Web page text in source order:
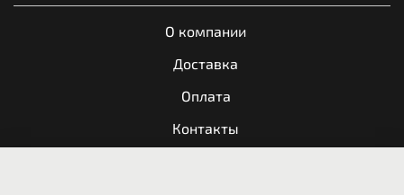
О компании
Доставка
Оплата
Контакты